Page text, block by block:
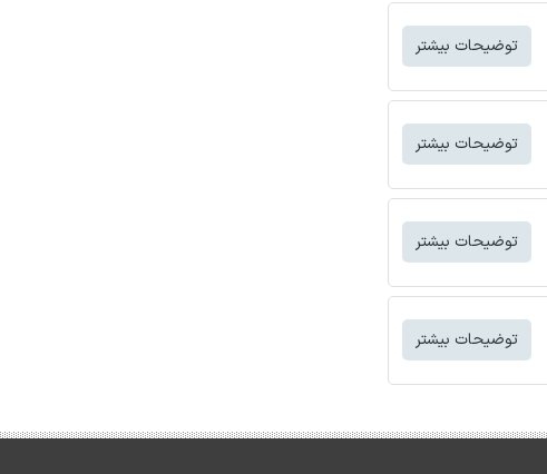
توضیحات بیشتر
توضیحات بیشتر
توضیحات بیشتر
توضیحات بیشتر